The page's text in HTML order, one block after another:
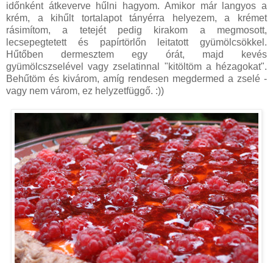
időnként átkeverve hűlni hagyom. Amikor már langyos a
krém, a kihűlt tortalapot tányérra helyezem, a krémet
rásimítom, a tetejét pedig kirakom a megmosott,
lecsepegtetett és papírtörlőn leitatott gyümölcsökkel.
Hűtőben dermesztem egy órát, majd kevés
gyümölcszselével vagy zselatinnal "kitöltöm a hézagokat".
Behűtöm és kivárom, amíg rendesen megdermed a zselé -
vagy nem várom, ez helyzetfüggő. :))